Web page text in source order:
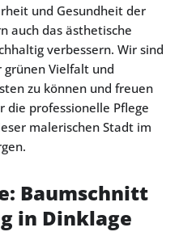
und Gesundheit der
auch das ästhetische
verbessern. Wir sind
Vielfalt und
zu können und freuen
die professionelle Pflege
malerischen Stadt im
Baumschnitt
in Dinklage